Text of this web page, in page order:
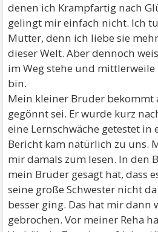
denen ich Krampfartig nach
gelingt mir einfach nicht. Ich
Mutter, denn ich liebe sie
dieser Welt. Aber dennoch
im Weg stehe und
bin.
Mein kleiner Bruder bekommt
gegönnt sei. Er wurde kurz
eine Lernschwäche getestet in
Bericht kam natürlich zu uns.
mir damals zum lesen. In den
mein Bruder gesagt hat, dass
seine große Schwester nicht
besser ging. Das hat mir dann
gebrochen. Vor meiner Reha